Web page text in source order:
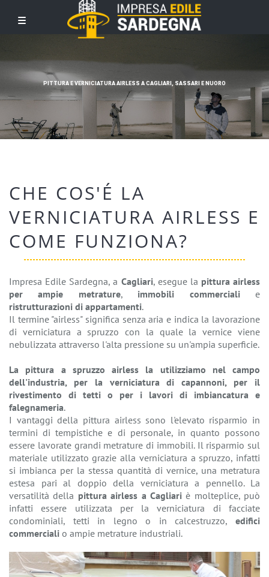
PITTURA E VERNICIATURA AIRLESS A CAGLIARI, SASSARI E NUORO
CHE COS'É LA
VERNICIATURA AIRLESS E
COME FUNZIONA?
Impresa Edile Sardegna, a Cagliari, esegue la pittura airless
per ampie metrature, immobili commercialie
ristrutturazioni di appartamenti.
Il termine "airless" significa senza aria e indica la lavorazione
di verniciatura a spruzzo con la quale la vernice viene
nebulizzata attraverso l'alta pressione su un'ampia superficie.
La pittura a spruzzo airless la utilizziamo nel campo
dell'industria, per la verniciatura di capannoni, per il
rivestimento di tetti o per i lavori di imbiancatura e
falegnameria.
I vantaggi della pittura airless sono l'elevato risparmio in
termini di tempistiche e di personale, in quanto possono
essere lavorate grandi metrature di immobili. Il risparmio sul
materiale utilizzato grazie alla verniciatura a spruzzo, infatti
si imbianca per la stessa quantità di vernice, una metratura
estesa pari al doppio della verniciatura a pennello. La
versatilità della pittura airless a Cagliariè molteplice, può
infatti essere utilizzata per la verniciatura di facciate
condominiali, tetti in legno o in calcestruzzo, edifici
commerciali o ampie metrature industriali.